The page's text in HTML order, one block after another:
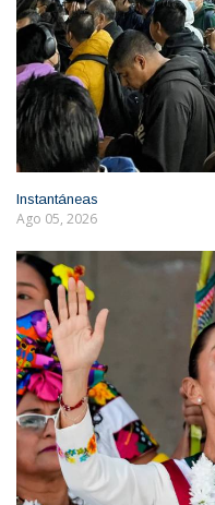
Instantáneas
Ago 05, 2026